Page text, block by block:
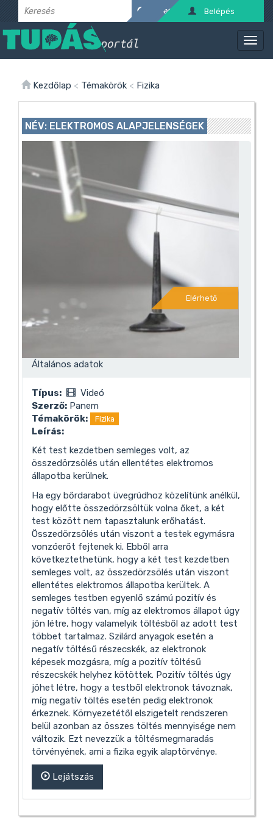
Belépés
Kezdőlap < Témakörök < Fizika
NÉV: ELEKTROMOS ALAPJELENSÉGEK
Elérhető
Általános adatok
Típus:
Videó
Szerző: Panem
Témakörök:
Fizika
Leírás:
Két test kezdetben semleges volt, az
összedörzsölés után ellentétes elektromos
állapotba kerülnek.
Ha egy bőrdarabot üvegrúdhoz közelítünk anélkül,
hogy előtte összedörzsöltük volna őket, a két
test között nem tapasztalunk erőhatást.
Összedörzsölés után viszont a testek egymásra
vonzóerőt fejtenek ki. Ebből arra
következtethetünk, hogy a két test kezdetben
semleges volt, az összedörzsölés után viszont
ellentétes elektromos állapotba kerültek. A
semleges testben egyenlő számú pozitív és
negatív töltés van, míg az elektromos állapot úgy
jön létre, hogy valamelyik töltésből az adott test
többet tartalmaz. Szilárd anyagok esetén a
negatív töltésű részecskék, az elektronok
képesek mozgásra, míg a pozitív töltésű
részecskék helyhez kötöttek. Pozitív töltés úgy
jöhet létre, hogy a testből elektronok távoznak,
míg negatív töltés esetén pedig elektronok
érkeznek. Környezetétől elszigetelt rendszeren
belül azonban az összes töltés mennyisége nem
változik. Ezt nevezzük a töltésmegmaradás
törvényének, ami a fizika egyik alaptörvénye.
Lejátszás